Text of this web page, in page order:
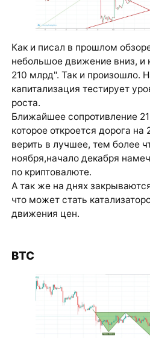
Как и писал в прошлом
небольшое движение вниз, и
210 млрд". Так и произошло.
капитализация тестирует
роста.
Ближайшее сопротивление
которое откроется дорога
верить в лучшее, тем более
ноября,начало декабря
по криптовалюте.
А так же на днях
что может стать
движения цен.
BTC